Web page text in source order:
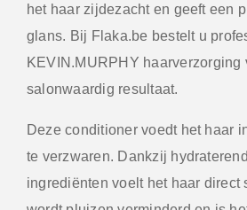
het haar zijdezacht en geeft een
glans. Bij Flaka.be bestelt u
KEVIN.MURPHY haarverzorging
salonwaardig resultaat.
Deze conditioner voedt het haar
te verzwaren. Dankzij
ingrediënten voelt het haar direct